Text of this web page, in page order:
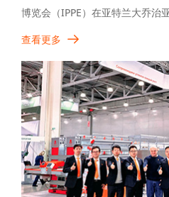
博览会（IPPE）在亚特兰大乔治
吸引了全球行业的关注，展位吸
查看更多